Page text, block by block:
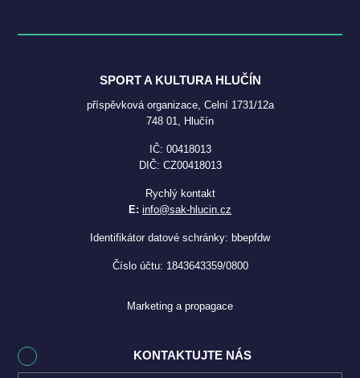
SPORT A KULTURA HLUČÍN
příspěvková organizace, Celní 1731/12a
748 01, Hlučín
IČ: 00418013
DIČ: CZ00418013
Rychlý kontakt
E: info@sak-hlucin.cz
Identifikátor datové schránky: bbepfdw
Číslo účtu: 1843643359/0800
Marketing a propagace
KONTAKTUJTE NÁS